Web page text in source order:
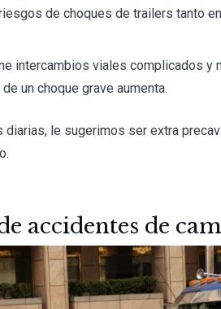
de choques de trailers tanto
intercambios viales complicados y
un choque grave aumenta.
le sugerimos ser extra
accidentes de